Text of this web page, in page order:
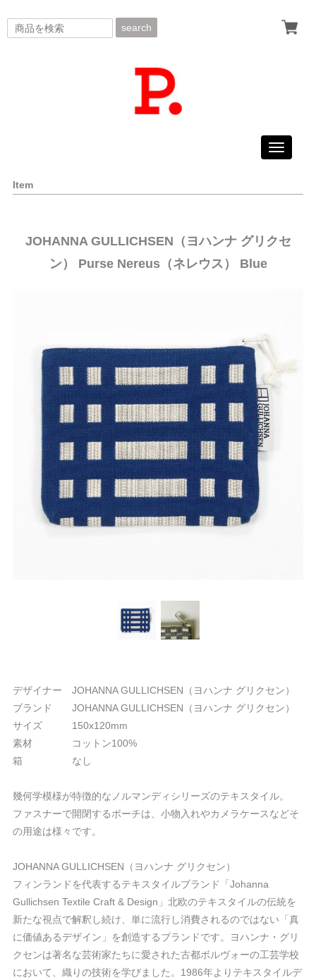
search
Toggle
Item
JOHANNA GULLICHSEN（ヨハンナ グリクセ
ン） Purse Nereus（ネレウス） Blue
デザイナー JOHANNA GULLICHSEN（ヨハンナ グリクセン）
ブランド JOHANNA GULLICHSEN（ヨハンナ グリクセン）
サイズ 150x120mm
素材 コットン100%
箱 なし
幾何学模様が特徴的なノルマンディシリーズのテキスタイル。
ファスナーで開閉するポーチは、小物入れやカメラケースなどそ
の用途は様々です。
JOHANNA GULLICHSEN（ヨハンナ グリクセン）
フィンランドを代表するテキスタイルブランド「Johanna
Gullichsen Textile Craft & Design」北欧のテキスタイルの伝統を
新たな視点で解釈し続け、単に流行し消費されるのではない「真
に価値あるデザイン」を創造するブランドです。ヨハンナ・グリ
クセンは著名な芸術家たちに愛された古都ボルヴォーの工芸学校
において、織りの技術を学びました。1986年よりテキスタイルデ